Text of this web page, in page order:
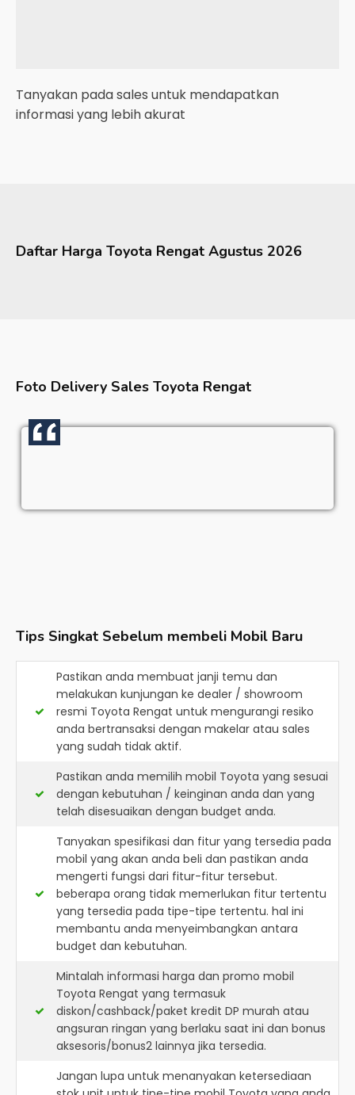
Tanyakan pada sales untuk mendapatkan
informasi yang lebih akurat
Daftar Harga Toyota Rengat Agustus 2026
Foto Delivery Sales Toyota Rengat
Tips Singkat Sebelum membeli Mobil Baru
Pastikan anda membuat janji temu dan
melakukan kunjungan ke dealer / showroom
resmi Toyota Rengat untuk mengurangi resiko
anda bertransaksi dengan makelar atau sales
yang sudah tidak aktif.
Pastikan anda memilih mobil Toyota yang sesuai
dengan kebutuhan / keinginan anda dan yang
telah disesuaikan dengan budget anda.
Tanyakan spesifikasi dan fitur yang tersedia pada
mobil yang akan anda beli dan pastikan anda
mengerti fungsi dari fitur-fitur tersebut.
beberapa orang tidak memerlukan fitur tertentu
yang tersedia pada tipe-tipe tertentu. hal ini
membantu anda menyeimbangkan antara
budget dan kebutuhan.
Mintalah informasi harga dan promo mobil
Toyota Rengat yang termasuk
diskon/cashback/paket kredit DP murah atau
angsuran ringan yang berlaku saat ini dan bonus
aksesoris/bonus2 lainnya jika tersedia.
Jangan lupa untuk menanyakan ketersediaan